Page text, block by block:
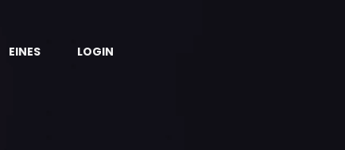
EINES LOGIN